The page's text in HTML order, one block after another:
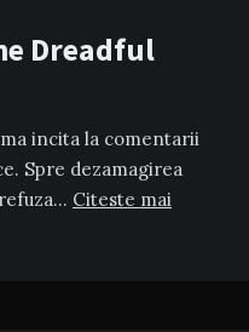
Dreadful
incita la comentarii
Spre dezamagirea
Citeste mai